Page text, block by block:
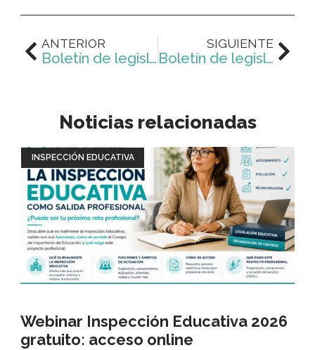
Ant
ANTERIOR
Boletín de legislación educativa (01-08-2023 al 31-08-2023)
SIGUIENTE
Boletín de legislación educativa (01-09-2023 al 30-09-2023)
Noticias relacionadas
INSPECCIÓN EDUCATIVA
Webinar Inspección Educativa 2026
gratuito: acceso online